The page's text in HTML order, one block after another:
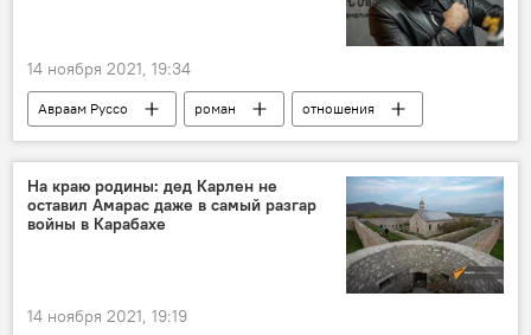
14 ноября 2021, 19:34
Авраам Руссо роман
отношения
шоу-бизнес
На краю родины: дед Карлен не
оставил Амарас даже в самый разгар
войны в Карабахе
14 ноября 2021, 19:19